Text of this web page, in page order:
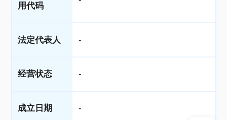
用代码
法定代表人 -
经营状态 -
成立日期 -